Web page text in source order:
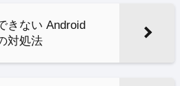
きない Android
対処法